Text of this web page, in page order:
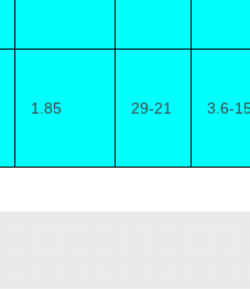
1.85 29-21 3.6-